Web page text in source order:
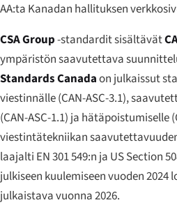
AA:ta Kanadan hallituksen
CSA Group-standardit sisältävät
ympäristön saavutettava
Standards Canadaon julkaissut
viestinnälle (CAN-ASC-3.1),
(CAN-ASC-1.1) ja hätäpoistumiselle
viestintätekniikan
laajalti EN 301 549:n ja US Section
julkiseen kuulemiseen vuoden 2024
julkaistava vuonna 2026.